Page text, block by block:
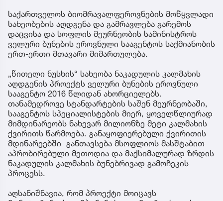
საქართველოს ბიომრავალფეროვნების მოწყვლადი
სახეობების აღდგენა და გამრავლება გარემოს
დაცვისა და სოფლის მეურნეობის სამინისტროს
ველური ბუნების ეროვნული სააგენტოს საქმიანობის
ერთ-ერთი მთავარი მიმართულება.
„წითელი ნუსხის“ სახეობა ნაკადულის კალმახის
აღდგენის პროექტს ველური ბუნების ეროვნული
სააგენტო 2016 წლიდან ახორციელებს.
თანამედროვე სტანდარტების საშენ მეურნეობაში,
სააგენტოს სპეციალისტების მიერ, ყოველწლიურად
მიმდინარეობს ნახევარ მილიონზე მეტი კალმახის
ქვირითს წარმოება. განაყოფიერებული ქვირითის
მდინარეებში განთავსება მსოფლიოს მასშტაბით
აპრობირებული მეთოდია და მაქსიმალურად ზრდის
ნაკადულის კალმახის ბუნებრივად გამოჩეკის
პროცესს.
აღსანიშნავია, რომ პროექტი მოიცავს